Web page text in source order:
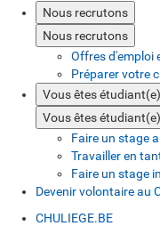
Nous recrutons
Nous recrutons
Offres d'emploi
Préparer votre
Vous êtes
Vous êtes
Faire un stage
Travailler en
Faire un stage
Devenir volontaire au
CHULIEGE.BE